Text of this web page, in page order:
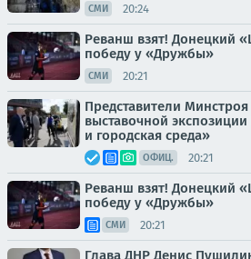
СМИ 20:24
Реванш взят! Донецкий
победу у «Дружбы»
СМИ 20:21
Представители
выставочной
и городская среда»
ОФИЦ. 20:21
Реванш взят! Донецкий
победу у «Дружбы»
СМИ 20:21
Глава ДНР Денис